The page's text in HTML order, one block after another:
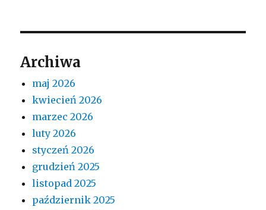
Archiwa
maj 2026
kwiecień 2026
marzec 2026
luty 2026
styczeń 2026
grudzień 2025
listopad 2025
październik 2025